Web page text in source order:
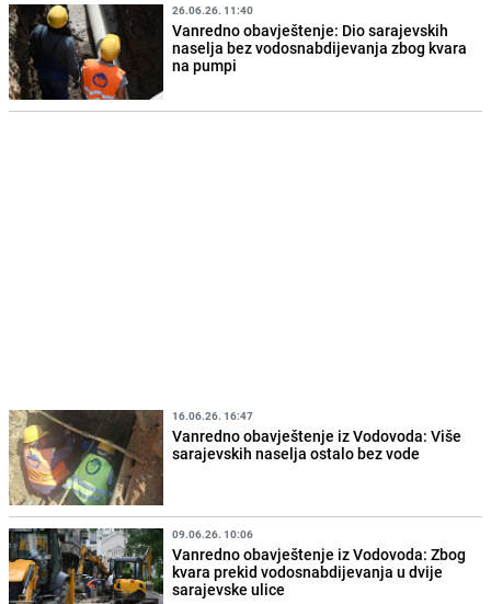
26.06.26. 11:40
Vanredno obavještenje: Dio sarajevskih
naselja bez vodosnabdijevanja zbog kvara
na pumpi
16.06.26. 16:47
Vanredno obavještenje iz Vodovoda: Više
sarajevskih naselja ostalo bez vode
09.06.26. 10:06
Vanredno obavještenje iz Vodovoda: Zbog
kvara prekid vodosnabdijevanja u dvije
sarajevske ulice